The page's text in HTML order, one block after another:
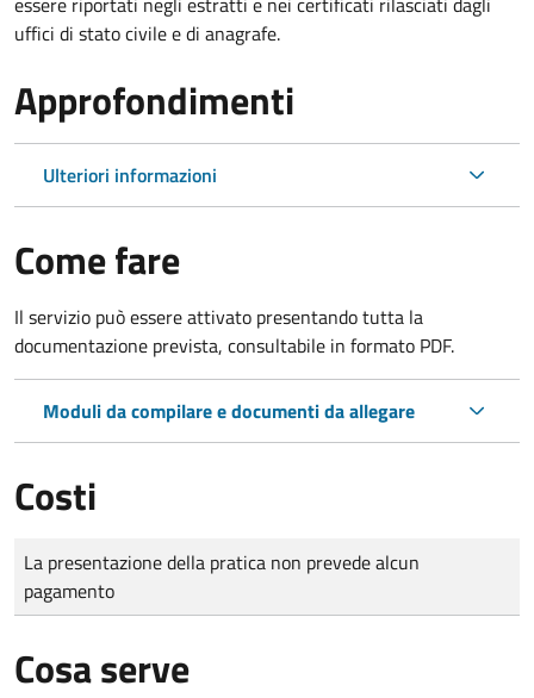
uffici di stato civile e di anagrafe.
Approfondimenti
Ulteriori informazioni
Come fare
Il servizio può essere attivato presentando tutta la
documentazione prevista, consultabile in formato PDF.
Moduli da compilare e documenti da allegare
Costi
Tipo di pagamento
Importo
La presentazione della pratica non prevede alcun
pagamento
Cosa serve